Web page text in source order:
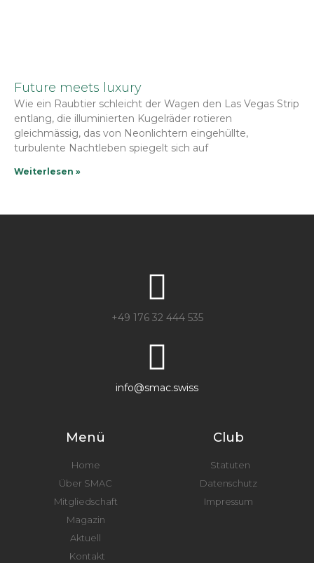
Future meets luxury
Wie ein Raubtier schleicht der Wagen den Las Vegas Strip
entlang, die illuminierten Kugelräder rotieren
gleichmässig, das von Neonlichtern eingehüllte,
turbulente Nachtleben spiegelt sich auf
Weiterlesen »
+49 176 32 444 535
info@smac.swiss
Menü
Home
Über SMAC
Mitgliedschaft
Magazin
Aktuell
Kontakt
Club
Statuten
Datenschutz
Impressum